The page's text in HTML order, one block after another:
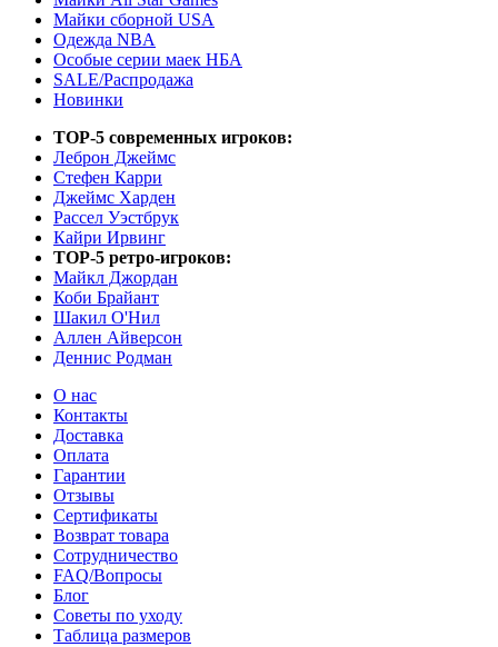
Майки сборной USA
Одежда NBA
Особые серии маек НБА
SALE/Распродажа
Новинки
TOP-5 современных игроков:
Леброн Джеймс
Стефен Карри
Джеймс Харден
Рассел Уэстбрук
Кайри Ирвинг
TOP-5 ретро-игроков:
Майкл Джордан
Коби Брайант
Шакил О'Нил
Аллен Айверсон
Деннис Родман
О нас
Контакты
Доставка
Оплата
Гарантии
Отзывы
Сертификаты
Возврат товара
Сотрудничество
FAQ/Вопросы
Блог
Советы по уходу
Таблица размеров